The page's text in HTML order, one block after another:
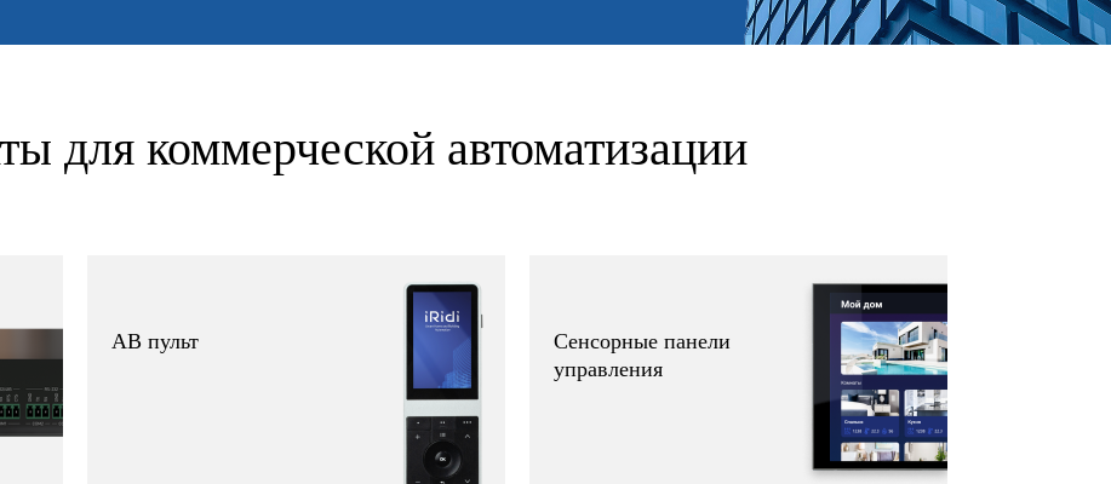
для коммерческой автоматизации
АВ пульт
Сенсорные панели
управления